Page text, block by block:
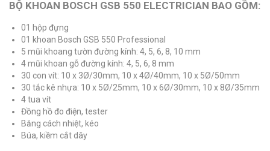
BỘ KHOAN BOSCH GSB 550 ELECTRICIAN BAO GỒM:
01 hộp đựng
01 khoan Bosch GSB 550 Professional
5 mũi khoang tườn đường kính: 4, 5, 6, 8, 10 mm
4 mũi khoan gỗ đường kính: 4, 5, 6, 8 mm
30 con vít: 10 x 3Ø/30mm, 10 x 4Ø/40mm, 10 x 5Ø/50mm
30 tắc kê nhựa: 10 x 5Ø/25mm, 10 x 6Ø/30mm, 10 x 8Ø/35mm
4 tua vít
Đồng hồ đo điện, tester
Băng cách nhiệt, kéo
Búa, kiềm cắt dây